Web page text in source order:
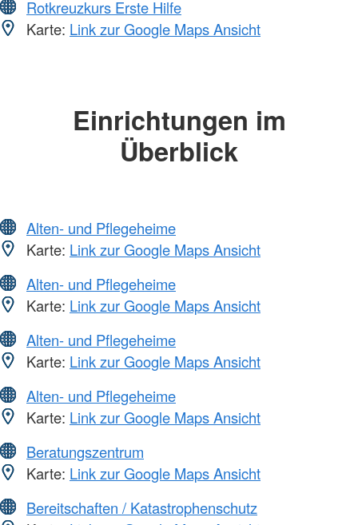
Rotkreuzkurs Erste Hilfe
Karte: Link zur Google Maps Ansicht
Einrichtungen im
Überblick
Alten- und Pflegeheime
Karte: Link zur Google Maps Ansicht
Alten- und Pflegeheime
Karte: Link zur Google Maps Ansicht
Alten- und Pflegeheime
Karte: Link zur Google Maps Ansicht
Alten- und Pflegeheime
Karte: Link zur Google Maps Ansicht
Beratungszentrum
Karte: Link zur Google Maps Ansicht
Bereitschaften / Katastrophenschutz